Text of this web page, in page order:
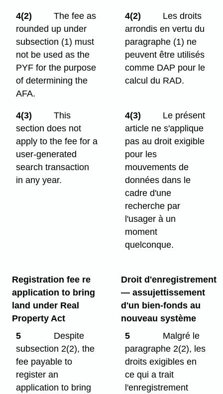
4(2)
The fee as
rounded up under
subsection (1) must
not be used as the
PYF for the purpose
of determining the
AFA.
4(2)
Les droits
arrondis en vertu du
paragraphe (1) ne
peuvent être utilisés
comme DAP pour le
calcul du RAD.
4(3)
This
section does not
apply to the fee for a
user-generated
search transaction
in any year.
4(3)
Le présent
article ne s'applique
pas au droit exigible
pour les
mouvements de
données dans le
cadre d'une
recherche par
l'usager à un
moment
quelconque.
Registration fee re
application to bring
land under Real
Property Act
5
Despite
subsection 2(2), the
fee payable to
register an
application to bring
Droit d'enregistrement
— assujettissement
d'un bien-fonds au
nouveau système
5
Malgré le
paragraphe 2(2), les
droits exigibles en
ce qui a trait
l'enregistrement